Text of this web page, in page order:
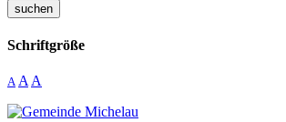
suchen
Schriftgröße
A A A